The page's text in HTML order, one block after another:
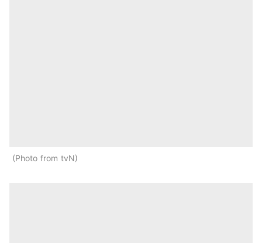
Photo from tvN